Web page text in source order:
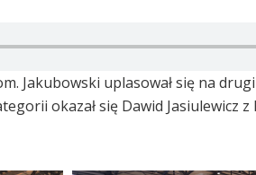
Jakubowski uplasował się na
okazał się Dawid Jasiulewicz z